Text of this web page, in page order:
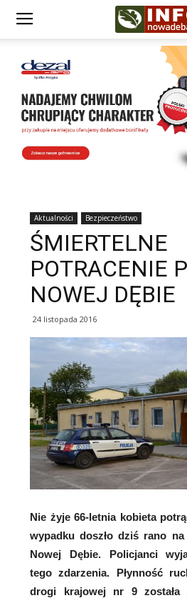
Aktualności Bezpieczeństwo
ŚMIERTELNE
POTRACENIE
NOWEJ DĘBIE
24 listopada 2016
Nie żyje 66-letnia kobieta
wypadku doszło dziś rano
Nowej Dębie. Policjanci
tego zdarzenia. Płynność
drogi krajowej nr 9 została